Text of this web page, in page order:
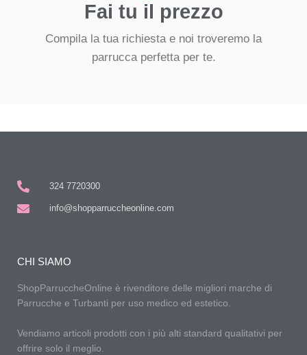
Fai tu il prezzo
Compila la tua richiesta e noi troveremo la
parrucca perfetta per te.
324 7720300
info@shopparruccheonline.com
CHI SIAMO
ShopParruccheOnline è rivenditore delle migliori marche di
Parrucche e Turbanti per uso medico ed estetico.
Vendiamo articoli prodotti con i più alti standard qualitativi per
offrire solo il meglio.